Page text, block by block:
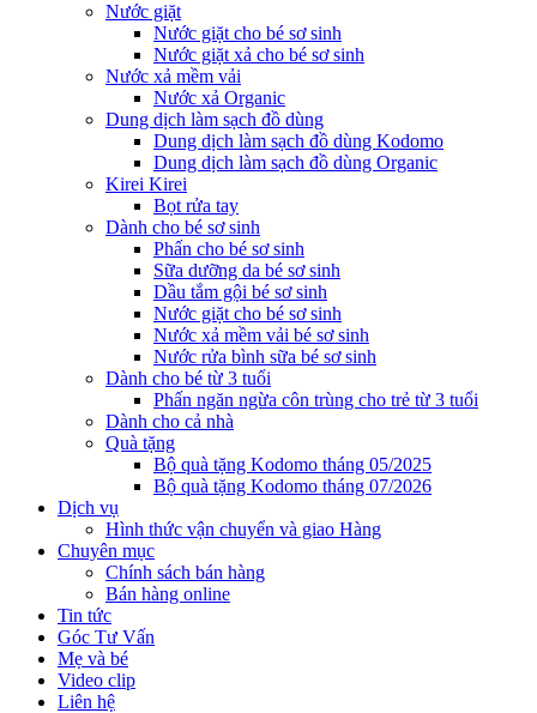
Nước giặt
Nước giặt cho bé sơ sinh
Nước giặt xả cho bé sơ sinh
Nước xả mềm vải
Nước xả Organic
Dung dịch làm sạch đồ dùng
Dung dịch làm sạch đồ dùng Kodomo
Dung dịch làm sạch đồ dùng Organic
Kirei Kirei
Bọt rửa tay
Dành cho bé sơ sinh
Phấn cho bé sơ sinh
Sữa dưỡng da bé sơ sinh
Dầu tắm gội bé sơ sinh
Nước giặt cho bé sơ sinh
Nước xả mềm vải bé sơ sinh
Nước rửa bình sữa bé sơ sinh
Dành cho bé từ 3 tuổi
Phấn ngăn ngừa côn trùng cho trẻ từ 3 tuổi
Dành cho cả nhà
Quà tặng
Bộ quà tặng Kodomo tháng 05/2025
Bộ quà tặng Kodomo tháng 07/2026
Dịch vụ
Hình thức vận chuyển và giao Hàng
Chuyên mục
Chính sách bán hàng
Bán hàng online
Tin tức
Góc Tư Vấn
Mẹ và bé
Video clip
Liên hệ